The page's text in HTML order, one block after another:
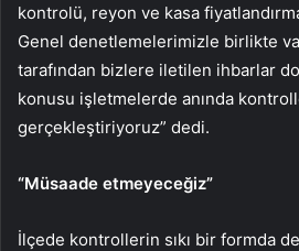
kontrolü, reyon ve kasa
Genel denetlemelerimizle birlikte
tarafından bizlere iletilen ihbarlar
konusu işletmelerde anında
gerçekleştiriyoruz” dedi.
“Müsaade etmeyeceğiz”
İlçede kontrollerin sıkı bir formda